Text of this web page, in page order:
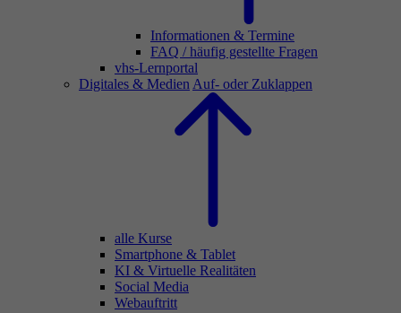
Informationen & Termine
FAQ / häufig gestellte Fragen
vhs-Lernportal
Digitales & Medien Auf- oder Zuklappen
alle Kurse
Smartphone & Tablet
KI & Virtuelle Realitäten
Social Media
Webauftritt